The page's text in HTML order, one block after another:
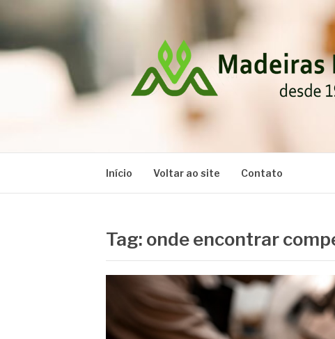
para
conteúdo
MADEIRAS
Início Voltar ao site Contato
Tag: onde encontrar